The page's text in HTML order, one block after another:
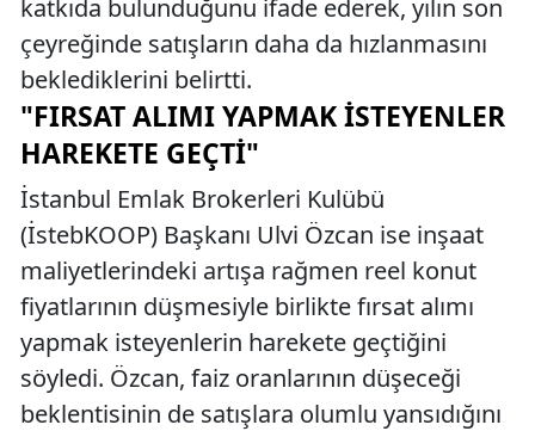
katkıda bulunduğunu ifade ederek, yılın son
çeyreğinde satışların daha da hızlanmasını
beklediklerini belirtti.
"FIRSAT ALIMI YAPMAK İSTEYENLER
HAREKETE GEÇTI"
İstanbul Emlak Brokerleri Kulübü
(İstebKOOP) Başkanı Ulvi Özcan ise inşaat
maliyetlerindeki artışa rağmen reel konut
fiyatlarının düşmesiyle birlikte fırsat alımı
yapmak isteyenlerin harekete geçtiğini
söyledi. Özcan, faiz oranlarının düşeceği
beklentisinin de satışlara olumlu yansıdığını